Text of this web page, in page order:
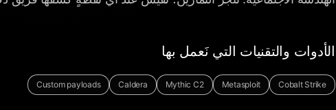
الأدوات والتقنيات التي نَعمل بها
Cobalt Strike
Metasploit
Mythic C2
Caldera
Custom payloads